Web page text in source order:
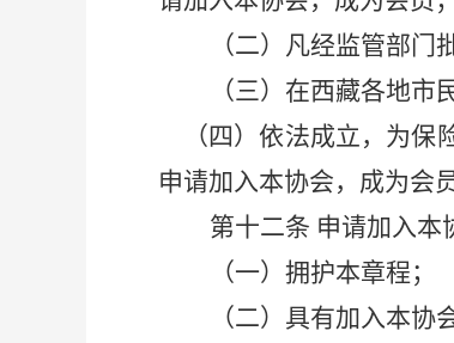
（二）凡经监管部门
（三） 在西藏各地市
（四）依法成立，为保
申请加入本协会， 成为会员
第十二条 申请加入本
（一）拥护本章程；
（二）具有加入本协